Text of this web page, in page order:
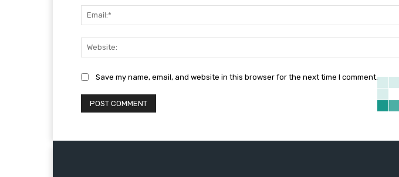
Save my name, email, and website in this browser for the next time I comment.